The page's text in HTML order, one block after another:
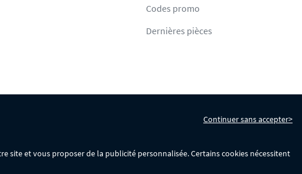
Codes promo
Dernières pièces
Continuer sans accepter>
site et vous proposer de la publicité personnalisée. Certains cookies nécessitent